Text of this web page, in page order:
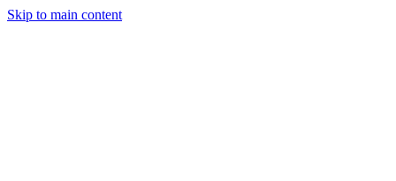
Skip to main content